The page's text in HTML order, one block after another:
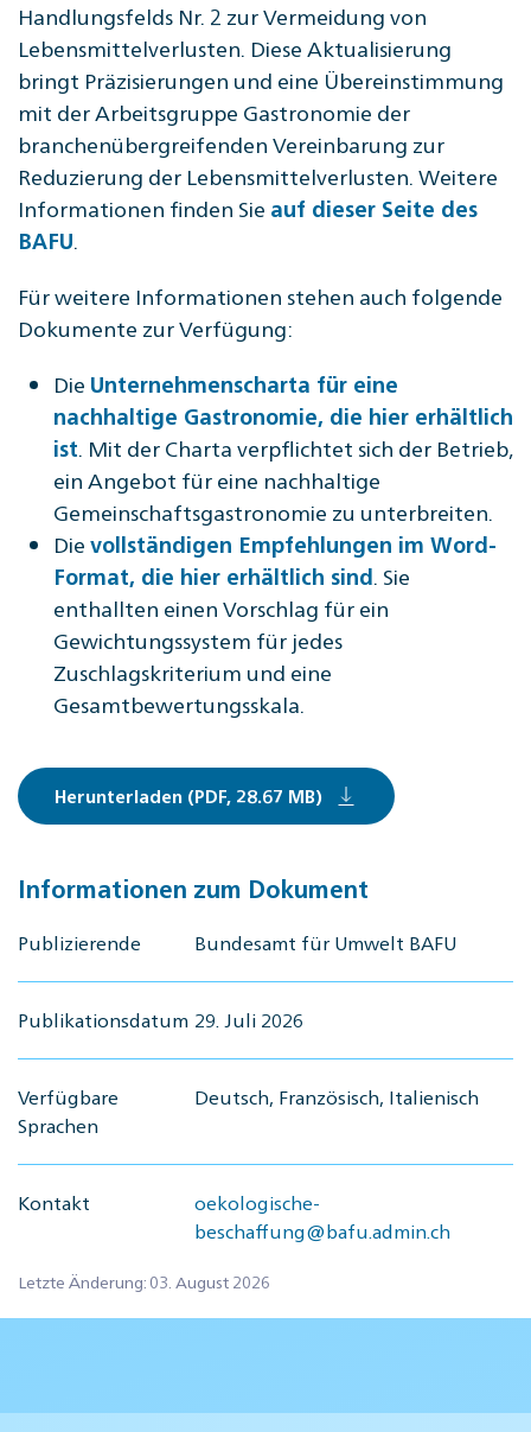
Handlungsfelds Nr. 2 zur Vermeidung von
Lebensmittelverlusten. Diese Aktualisierung
bringt Präzisierungen und eine Übereinstimmung
mit der Arbeitsgruppe Gastronomie der
branchenübergreifenden Vereinbarung zur
Reduzierung der Lebensmittelverlusten. Weitere
Informationen finden Sie auf dieser Seite des
BAFU.
Für weitere Informationen stehen auch folgende
Dokumente zur Verfügung:
Die Unternehmenscharta für eine
nachhaltige Gastronomie, die hier erhältlich
ist. Mit der Charta verpflichtet sich der Betrieb,
ein Angebot für eine nachhaltige
Gemeinschaftsgastronomie zu unterbreiten.
Die vollständigen Empfehlungen im Word-
Format, die hier erhältlich sind. Sie
enthallten einen Vorschlag für ein
Gewichtungssystem für jedes
Zuschlagskriterium und eine
Gesamtbewertungsskala.
Herunterladen (PDF, 28.67 MB)
Informationen zum Dokument
Publizierende Bundesamt für Umwelt BAFU
Publikationsdatum 29. Juli 2026
Verfügbare
Sprachen
Deutsch, Französisch, Italienisch
Kontakt
oekologische-
beschaffung@bafu.admin.ch
Letzte Änderung: 03. August 2026